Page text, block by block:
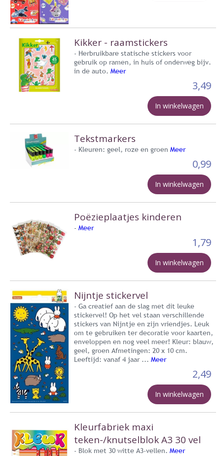
Kikker - raamstickers
- Herbruikbare statische stickers voor
gebruik op ramen, in huis of onderweg bijv.
in de auto. Meer
3,49
In winkelwagen
Tekstmarkers
- Kleuren: geel, roze en groen Meer
0,99
In winkelwagen
Poëzieplaatjes kinderen
- Meer
1,79
In winkelwagen
Nijntje stickervel
- Ga creatief aan de slag met dit leuke
stickervel! Op het vel staan verschillende
stickers van Nijntje en zijn vriendjes. Leuk
om te gebruiken ter decoratie voor kaarten,
enveloppen en nog veel meer! Kleur: blauw,
geel, groen Afmetingen: 20 x 10 cm.
Leeftijd: vanaf 4 jaar ... Meer
2,49
In winkelwagen
Kleurfabriek maxi
teken-/knutselblok A3 30 vel
- Blok met 30 witte A3-vellen. Meer